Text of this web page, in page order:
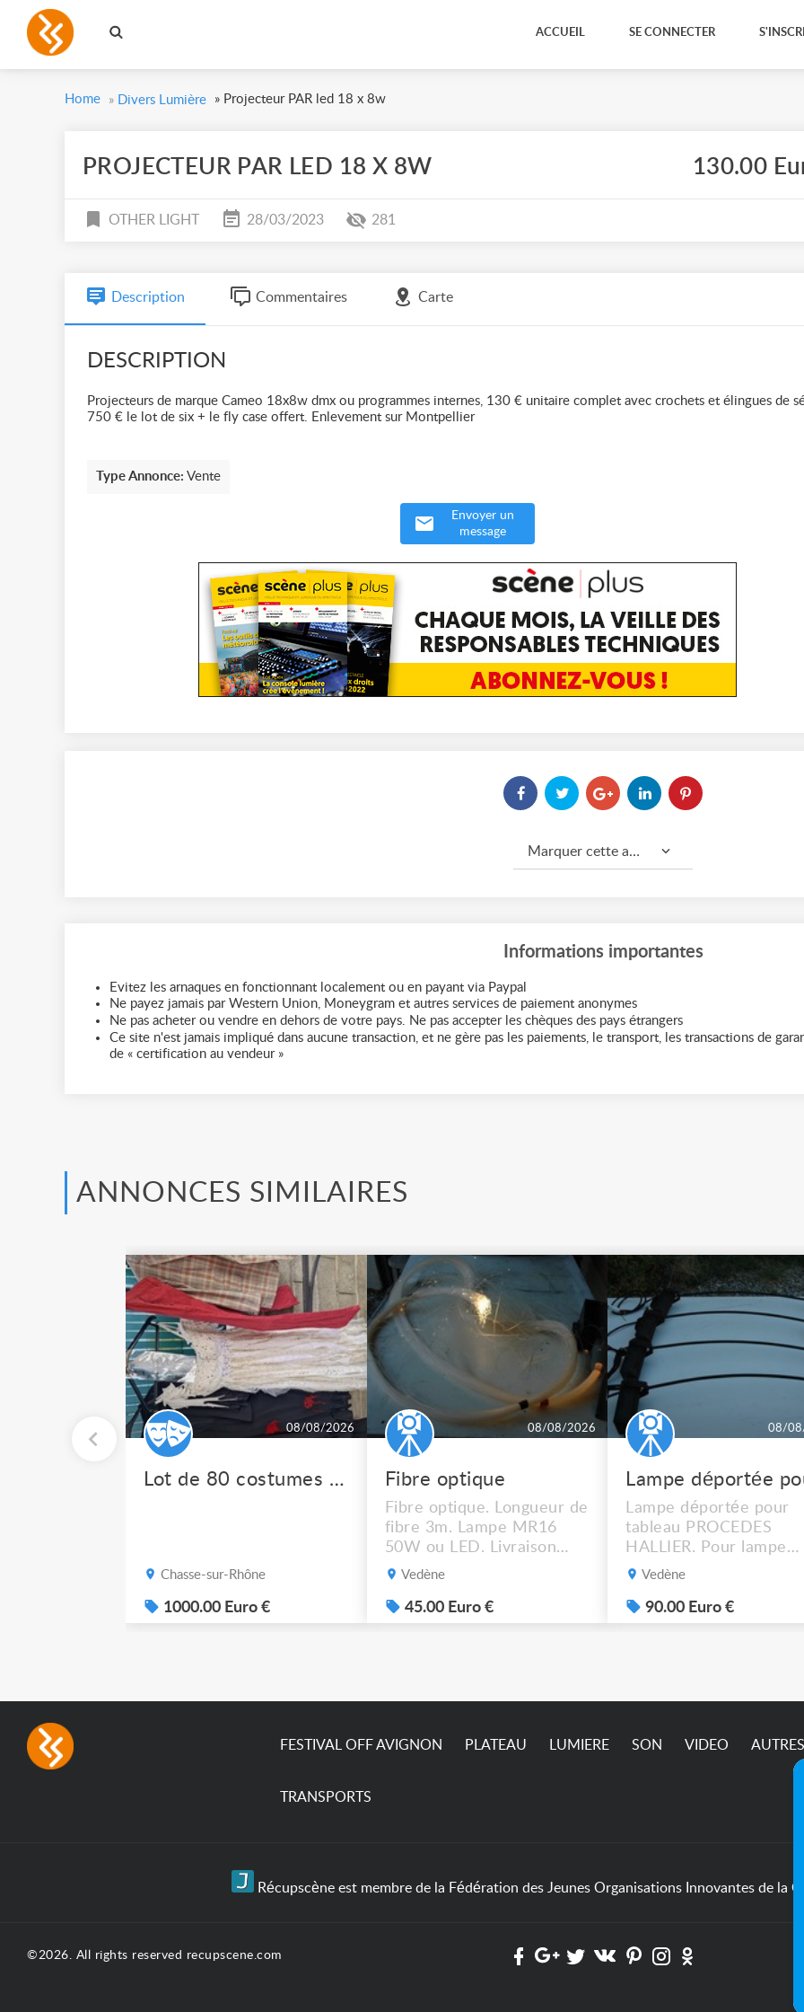
ACCUEIL SE CONNECTER
Home » Divers Lumière » Projecteur PAR led 18 x 8w
PROJECTEUR PAR LED 18 X 8W 130.00
OTHER LIGHT 28/03/2023 281
Description Commentaires Carte
DESCRIPTION
Projecteurs de marque Cameo 18x8w dmx ou programmes internes, 130 € unitaire complet avec crochets et élingues de
750 € le lot de six + le fly case offert. Enlevement sur Montpellier
Type Annonce: Vente
Envoyer un
message
Marquer cette annonce comme...
Informations importantes
Evitez les arnaques en fonctionnant localement ou en payant via Paypal
Ne payez jamais par Western Union, Moneygram et autres services de paiement anonymes
Ne pas acheter ou vendre en dehors de votre pays. Ne pas accepter les chèques des pays étrangers
Ce site n'est jamais impliqué dans aucune transaction, et ne gère pas les paiements, le transport, les transactions de
de « certification au vendeur »
ANNONCES SIMILAIRES
08/08/2026
Lot de 80 costumes de scène pro
Chasse-sur-Rhône
1000.00 Euro €
08/08/2026
Fibre optique
Fibre optique. Longueur de
fibre 3m. Lampe MR16
50W ou LED. Livraison
possible.
Vedène
45.00 Euro €
08/
Lampe déportée pour
tableau PROCEDES
HALLIER. Pour lampe
MR16 halogène ou LED
possible. 90€ le lot de 4.
Vedène
90.00 Euro €
FESTIVAL OFF AVIGNON PLATEAU LUMIERE SON VIDEO AUTRES
TRANSPORTS
Récupscène est membre de la Fédération des Jeunes Organisations Innovantes de la
©2026. All rights reserved recupscene.com